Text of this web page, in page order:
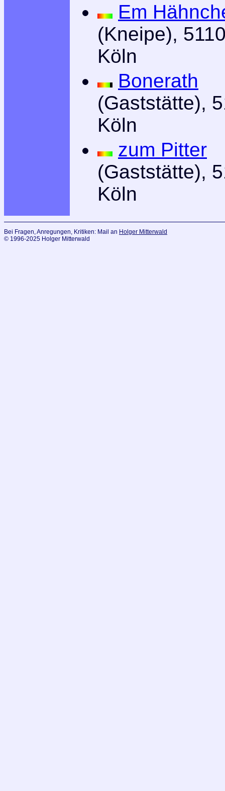
Em
(Kneipe),
Köln
Bonerath
(Gaststätte),
Köln
zum Pitter
(Gaststätte),
Köln
Bei Fragen, Anregungen, Kritiken: Mail an Holger Mitterwald
© 1996-2025 Holger Mitterwald